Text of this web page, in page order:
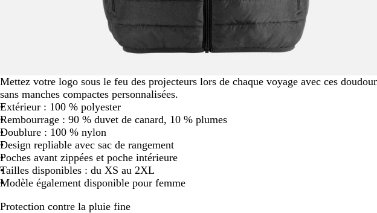
Mettez votre logo sous le feu des projecteurs lors de chaque voyage avec ces
sans manches compactes personnalisées.
Extérieur : 100 % polyester
Rembourrage : 90 % duvet de canard, 10 % plumes
Doublure : 100 % nylon
Design repliable avec sac de rangement
Poches avant zippées et poche intérieure
Tailles disponibles : du XS au 2XL
Modèle également disponible pour femme
Protection contre la pluie fine